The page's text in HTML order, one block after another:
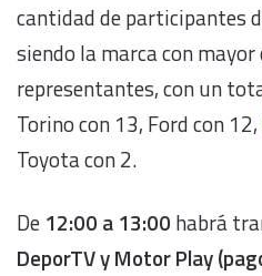
cantidad de participantes
siendo la marca con
representantes, con un
Torino con 13, Ford con 12,
Toyota con 2.
De 12:00 a 13:00 habrá
DeporTV y Motor Play